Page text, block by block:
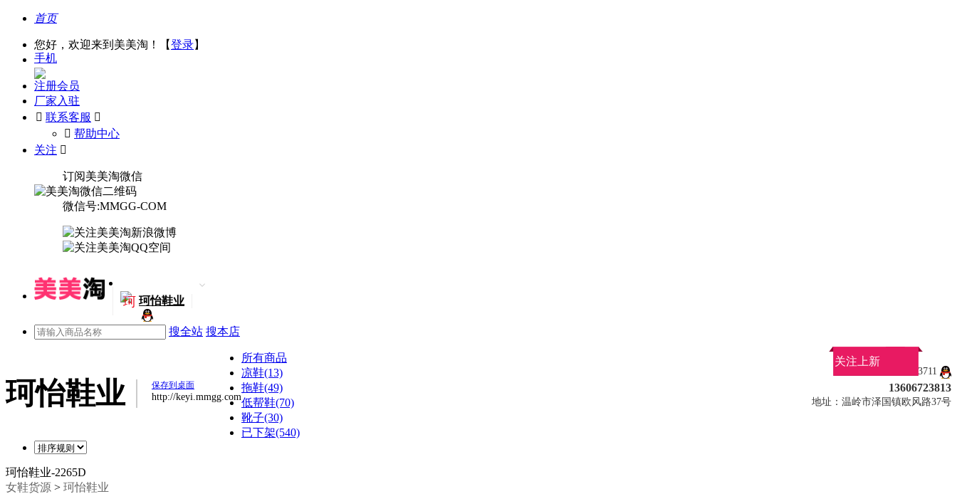
首页
您好，欢迎来到美美淘！【登录】
手机
注册会员
厂家入驻
 联系客服 
󰅃 帮助中心
关注 
订阅美美淘微信
微信号:MMGG-COM
珂 珂怡鞋业
搜全站 搜本店
珂怡鞋业 保存到桌面
http://keyi.mmgg.com
QQ：767223711
13606723813
地址：温岭市泽国镇欧风路37号
关注上新
所有商品
凉鞋(13)
拖鞋(49)
低帮鞋(70)
靴子(30)
已下架(540)
珂怡鞋业-2265D
女鞋货源 > 珂怡鞋业